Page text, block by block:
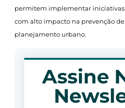
permitem implementar iniciativas
com alto impacto na prevenção de
planejamento urbano.
Assine